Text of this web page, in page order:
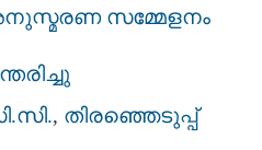
സമ്മേളനം
, തിരഞ്ഞെടുപ്പ്‌